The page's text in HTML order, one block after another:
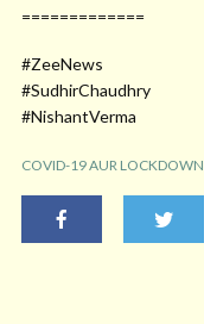
=============
#ZeeNews
#SudhirChaudhry
#NishantVerma
COVID-19 AUR LOCKDOWN